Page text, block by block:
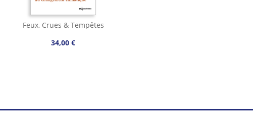
Feux, Crues & Tempêtes
34,00 €